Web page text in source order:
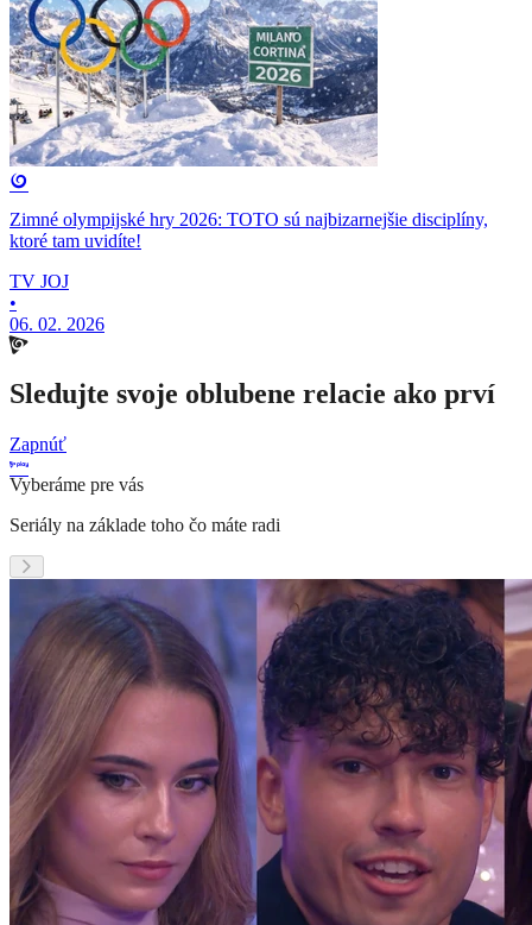
Zimné olympijské hry 2026: TOTO sú najbizarnejšie disciplíny,
ktoré tam uvidíte!
TV JOJ
•
06. 02. 2026
Sledujte svoje oblubene relacie ako prví
Zapnúť
Vyberáme pre vás
Seriály na základe toho čo máte radi